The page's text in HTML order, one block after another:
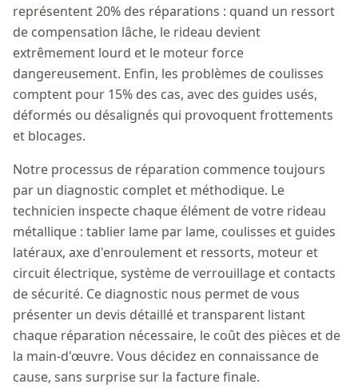
représentent 20% des réparations : quand un ressort
de compensation lâche, le rideau devient
extrêmement lourd et le moteur force
dangereusement. Enfin, les problèmes de coulisses
comptent pour 15% des cas, avec des guides usés,
déformés ou désalignés qui provoquent frottements
et blocages.
Notre processus de réparation commence toujours
par un diagnostic complet et méthodique. Le
technicien inspecte chaque élément de votre rideau
métallique : tablier lame par lame, coulisses et guides
latéraux, axe d'enroulement et ressorts, moteur et
circuit électrique, système de verrouillage et contacts
de sécurité. Ce diagnostic nous permet de vous
présenter un devis détaillé et transparent listant
chaque réparation nécessaire, le coût des pièces et de
la main-d'œuvre. Vous décidez en connaissance de
cause, sans surprise sur la facture finale.